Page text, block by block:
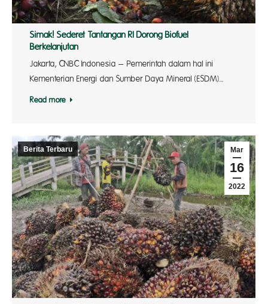
Simak! Sederet Tantangan RI Dorong Biofuel
Berkelanjutan
Jakarta, CNBC Indonesia – Pemerintah dalam hal ini
Kementerian Energi dan Sumber Daya Mineral (ESDM)…
Read more
Mar
16
2022
Berita Terbaru